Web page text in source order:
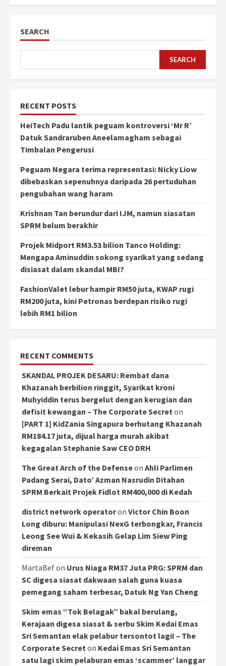
SEARCH
SEARCH
RECENT POSTS
HeiTech Padu lantik peguam kontroversi ‘Mr R’
Datuk Sandraruben Aneelamagham sebagai
Timbalan Pengerusi
Peguam Negara terima representasi: Nicky Liow
dibebaskan sepenuhnya daripada 26 pertuduhan
pengubahan wang haram
Krishnan Tan berundur dari IJM, namun siasatan
SPRM belum berakhir
Projek Midport RM3.53 bilion Tanco Holding:
Mengapa Aminuddin sokong syarikat yang sedang
disiasat dalam skandal MBI?
FashionValet lebur hampir RM50 juta, KWAP rugi
RM200 juta, kini Petronas berdepan risiko rugi
lebih RM1 bilion
RECENT COMMENTS
SKANDAL PROJEK DESARU: Rembat dana
Khazanah berbilion ringgit, Syarikat kroni
Muhyiddin terus bergelut dengan kerugian dan
defisit kewangan – The Corporate Secreton
[PART 1] KidZania Singapura berhutang Khazanah
RM184.17 juta, dijual harga murah akibat
kegagalan Stephanie Saw CEO DRH
The Great Arch of the Defenseon Ahli Parlimen
Padang Serai, Dato’ Azman Nasrudin Ditahan
SPRM Berkait Projek Fidlot RM400,000 di Kedah
district network operatoron Victor Chin Boon
Long diburu: Manipulasi NexG terbongkar, Francis
Leong See Wui & Kekasih Gelap Lim Siew Ping
direman
MartaBefon Urus Niaga RM37 Juta PRG: SPRM dan
SC digesa siasat dakwaan salah guna kuasa
pemegang saham terbesar, Datuk Ng Yan Cheng
Skim emas “Tok Belagak” bakal berulang,
Kerajaan digesa siasat & serbu Skim Kedai Emas
Sri Semantan elak pelabur tersontot lagi! – The
Corporate Secreton Kedai Emas Sri Semantan
satu lagi skim pelaburan emas ‘scammer’ langgar